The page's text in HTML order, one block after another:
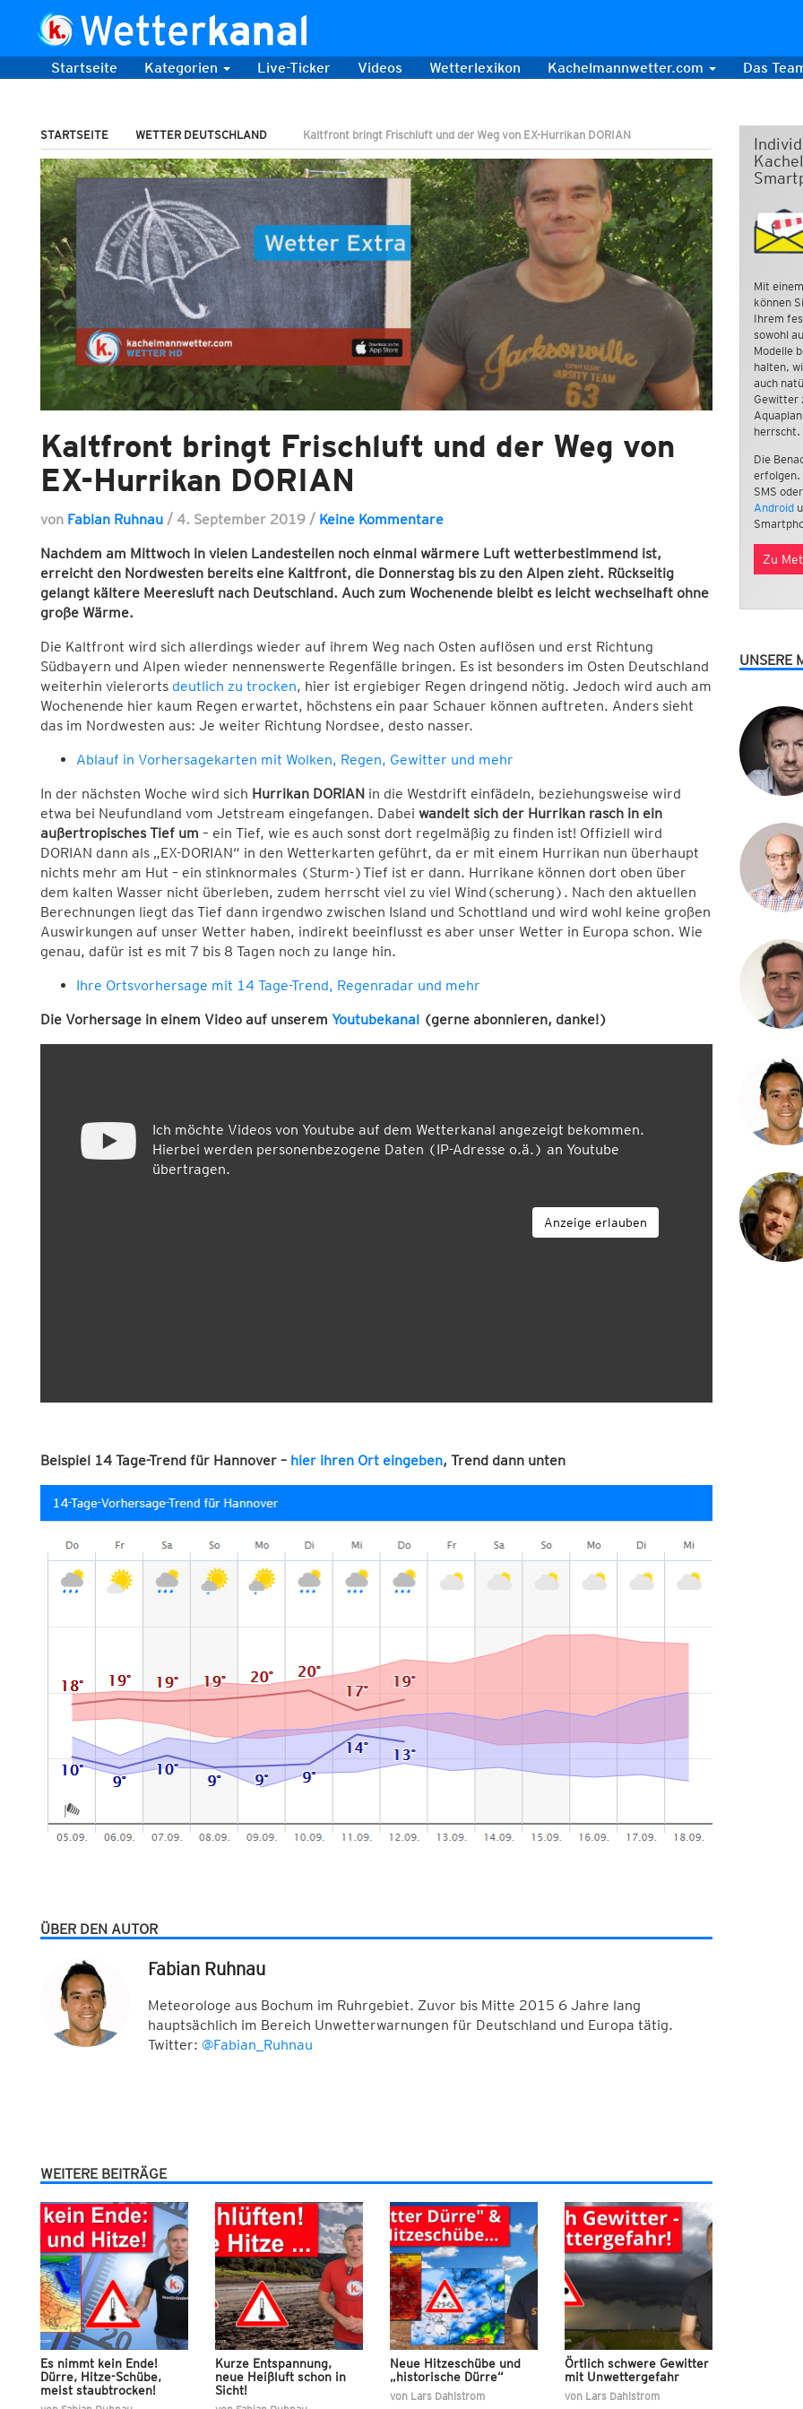
Startseite Kategorien Live-Ticker Videos Wetterlexikon Kachelmannwetter.com Das
STARTSEITE WETTER DEUTSCHLAND Kaltfront bringt Frischluft und der Weg von EX-Hurrikan DORIAN
Kaltfront bringt Frischluft und der Weg von
EX-Hurrikan DORIAN
von Fabian Ruhnau / 4. September 2019 / Keine Kommentare
Nachdem am Mittwoch in vielen Landesteilen noch einmal wärmere Luft wetterbestimmend ist,
erreicht den Nordwesten bereits eine Kaltfront, die Donnerstag bis zu den Alpen zieht. Rückseitig
gelangt kältere Meeresluft nach Deutschland. Auch zum Wochenende bleibt es leicht wechselhaft ohne
große Wärme.
Die Kaltfront wird sich allerdings wieder auf ihrem Weg nach Osten auflösen und erst Richtung
Südbayern und Alpen wieder nennenswerte Regenfälle bringen. Es ist besonders im Osten Deutschland
weiterhin vielerorts deutlich zu trocken, hier ist ergiebiger Regen dringend nötig. Jedoch wird auch am
Wochenende hier kaum Regen erwartet, höchstens ein paar Schauer können auftreten. Anders sieht
das im Nordwesten aus: Je weiter Richtung Nordsee, desto nasser.
Ablauf in Vorhersagekarten mit Wolken, Regen, Gewitter und mehr
In der nächsten Woche wird sich Hurrikan DORIAN in die Westdrift einfädeln, beziehungsweise wird
etwa bei Neufundland vom Jetstream eingefangen. Dabei wandelt sich der Hurrikan rasch in ein
außertropisches Tief um – ein Tief, wie es auch sonst dort regelmäßig zu finden ist! Offiziell wird
DORIAN dann als „EX-DORIAN“ in den Wetterkarten geführt, da er mit einem Hurrikan nun überhaupt
nichts mehr am Hut – ein stinknormales (Sturm-)Tief ist er dann. Hurrikane können dort oben über
dem kalten Wasser nicht überleben, zudem herrscht viel zu viel Wind(scherung). Nach den aktuellen
Berechnungen liegt das Tief dann irgendwo zwischen Island und Schottland und wird wohl keine großen
Auswirkungen auf unser Wetter haben, indirekt beeinflusst es aber unser Wetter in Europa schon. Wie
genau, dafür ist es mit 7 bis 8 Tagen noch zu lange hin.
Ihre Ortsvorhersage mit 14 Tage-Trend, Regenradar und mehr
Die Vorhersage in einem Video auf unserem Youtubekanal (gerne abonnieren, danke!)
Ich möchte Videos von Youtube auf dem Wetterkanal angezeigt bekommen.
Hierbei werden personenbezogene Daten (IP-Adresse o.ä.) an Youtube
übertragen.
Anzeige erlauben
Beispiel 14 Tage-Trend für Hannover – hier ihren Ort eingeben, Trend dann unten
ÜBER DEN AUTOR
Fabian Ruhnau
Meteorologe aus Bochum im Ruhrgebiet. Zuvor bis Mitte 2015 6 Jahre lang
hauptsächlich im Bereich Unwetterwarnungen für Deutschland und Europa tätig.
Twitter: @Fabian_Ruhnau
WEITERE BEITRÄGE
Es nimmt kein Ende!
Dürre, Hitze-Schübe,
meist staubtrocken!
Kurze Entspannung,
neue Heißluft schon in
Sicht!
Neue Hitzeschübe und
„historische Dürre“
von Lars Dahlstrom
Örtlich schwere Gewitter
mit Unwettergefahr
von Lars Dahlstrom
Mit
können
Ihrem
sowohl
Modelle
halten,
auch
Gewitter
herrscht.
Die
erfolgen.
SMS
Android
Zu
UNSERE